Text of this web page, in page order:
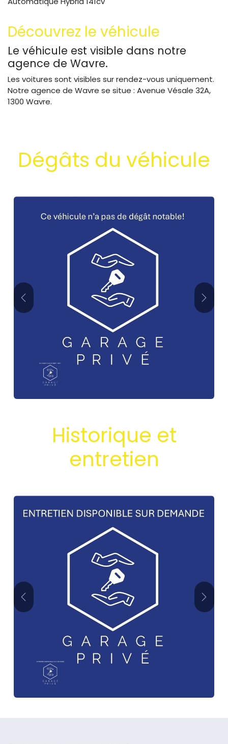
Découvrez le véhicule
Le véhicule est visible dans notre
agence de Wavre.
Les voitures sont visibles sur rendez-vous uniquement.
Notre agence de Wavre se situe : Avenue Vésale 32A,
1300 Wavre.
Dégâts du véhicule
Précédent
Historique et
entretien
Précédent